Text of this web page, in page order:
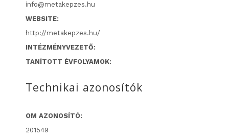
info@metakepzes.hu
WEBSITE:
http://metakepzes.hu/
INTÉZMÉNYVEZETŐ:
TANÍTOTT ÉVFOLYAMOK:
Technikai azonosítók
OM AZONOSÍTÓ:
201549